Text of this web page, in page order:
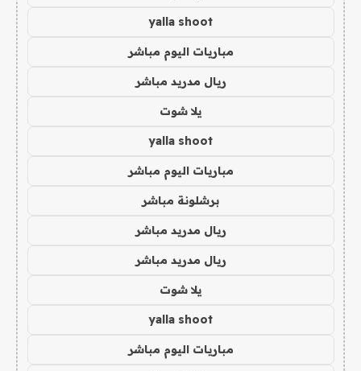
yalla shoot
مباريات اليوم مباشر
ريال مدريد مباشر
يلا شوت
yalla shoot
مباريات اليوم مباشر
برشلونة مباشر
ريال مدريد مباشر
ريال مدريد مباشر
يلا شوت
yalla shoot
مباريات اليوم مباشر